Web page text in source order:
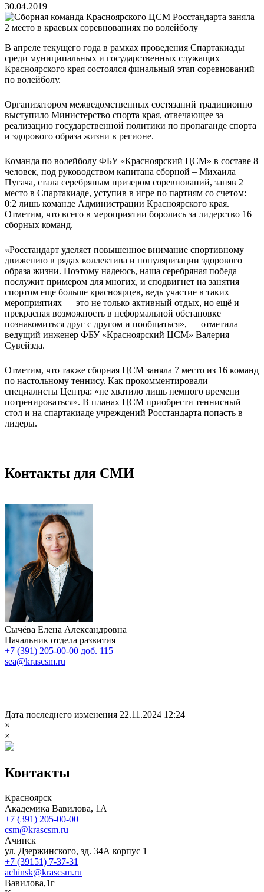
30.04.2019
В апреле текущего года в рамках проведения Спартакиады
среди муниципальных и государственных служащих
Красноярского края состоялся финальный этап соревнований
по волейболу.
Организатором межведомственных состязаний традиционно
выступило Министерство спорта края, отвечающее за
реализацию государственной политики по пропаганде спорта
и здорового образа жизни в регионе.
Команда по волейболу ФБУ «Красноярский ЦСМ» в составе 8
человек, под руководством капитана сборной – Михаила
Пугача, стала серебряным призером соревнований, заняв 2
место в Спартакиаде, уступив в игре по партиям со счетом:
0:2 лишь команде Администрации Красноярского края.
Отметим, что всего в мероприятии боролись за лидерство 16
сборных команд.
«Росстандарт уделяет повышенное внимание спортивному
движению в рядах коллектива и популяризации здорового
образа жизни. Поэтому надеюсь, наша серебряная победа
послужит примером для многих, и сподвигнет на занятия
спортом еще больше красноярцев, ведь участие в таких
мероприятиях — это не только активный отдых, но ещё и
прекрасная возможность в неформальной обстановке
познакомиться друг с другом и пообщаться», — отметила
ведущий инженер ФБУ «Красноярский ЦСМ» Валерия
Сувейзда.
Отметим, что также сборная ЦСМ заняла 7 место из 16 команд
по настольному теннису. Как прокомментировали
специалисты Центра: «не хватило лишь немного времени
потренироваться». В планах ЦСМ приобрести теннисный
стол и на спартакиаде учреждений Росстандарта попасть в
лидеры.
Контакты для СМИ
Сычёва Елена Александровна
Начальник отдела развития
+7 (391) 205-00-00 доб. 115
sea@krascsm.ru
Дата последнего изменения 22.11.2024 12:24
×
×
Контакты
Красноярск
Академика Вавилова, 1А
+7 (391) 205-00-00
csm@krascsm.ru
Ачинск
ул. Дзержинского, зд. 34А корпус 1
+7 (39151) 7-37-31
achinsk@krascsm.ru
Вавилова,1г